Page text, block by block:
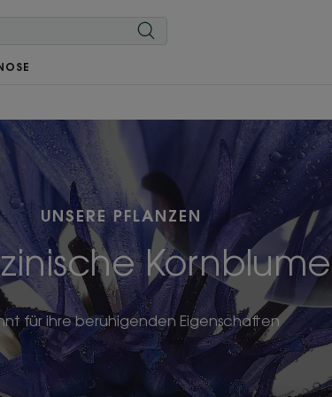
UNSERE PFLANZEN
Kornblume
für ihre beruhigenden Eigenschaften